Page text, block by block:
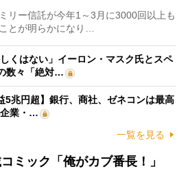
リー信託が今年1～3月に3000回以上も
とが明らかになり…
くはない」イーロン・マスク氏とスペ
数々「絶対…
5兆円超】銀行、商社、ゼネコンは最高
企業・…
一覧を見る
ミック「俺がカブ番長！」